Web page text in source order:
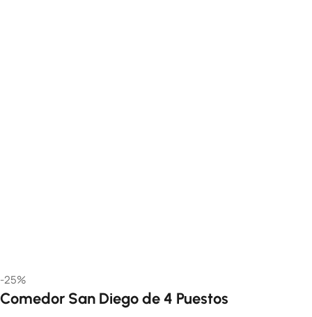
-25%
Comedor San Diego de 4 Puestos